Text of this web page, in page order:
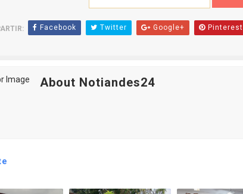
Facebook Twitter Google+ Pinterest
About Notiandes24